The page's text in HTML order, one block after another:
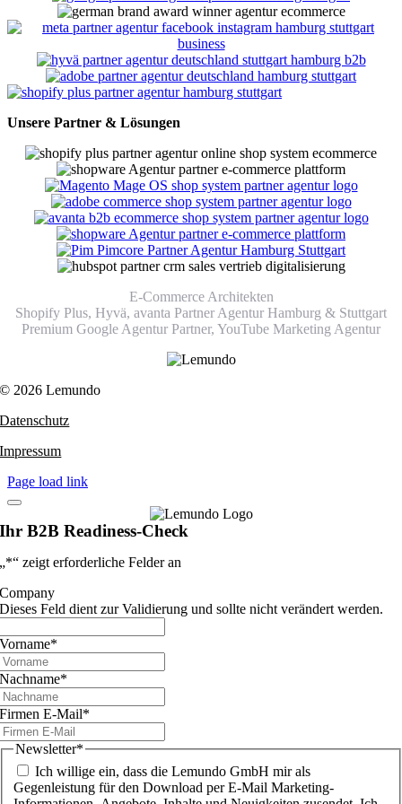
Unsere Partner & Lösungen
E-Commerce Architekten
Shopify Plus, Hyvä, avanta Partner Agentur Hamburg & Stuttgart
Premium Google Agentur Partner, YouTube Marketing Agentur
© 2026 Lemundo
Datenschutz
Impressum
Page load link
Ihr B2B Readiness-Check
„*“ zeigt erforderliche Felder an
Company
Dieses Feld dient zur Validierung und sollte nicht verändert werden.
Vorname*
Nachname*
Firmen E-Mail*
Newsletter*
Ich willige ein, dass die Lemundo GmbH mir als
Gegenleistung für den Download per E-Mail Marketing-